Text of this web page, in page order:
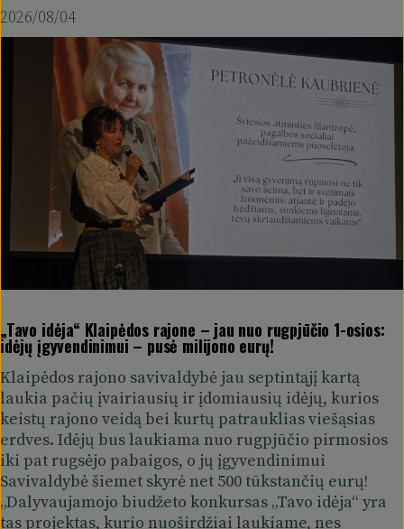
2026/08/04
„Tavo idėja“ Klaipėdos rajone – jau nuo rugpjūčio 1-osios:
idėjų įgyvendinimui – pusė milijono eurų!
Klaipėdos rajono savivaldybė jau septintąjį kartą
laukia pačių įvairiausių ir įdomiausių idėjų, kurios
keistų rajono veidą bei kurtų patrauklias viešąsias
erdves. Idėjų bus laukiama nuo rugpjūčio pirmosios
iki pat rugsėjo pabaigos, o jų įgyvendinimui
Savivaldybė šiemet skyrė net 500 tūkstančių eurų!
„Dalyvaujamojo biudžeto konkursas „Tavo idėja“ yra
tas projektas, kurio nuoširdžiai laukiame, nes